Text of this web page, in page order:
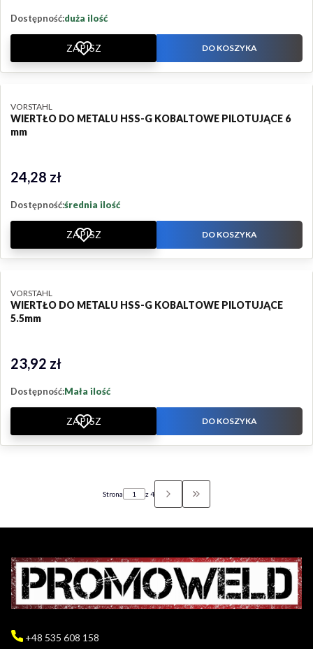
Dostępność:duża ilość
ZAPISZ DO KOSZYKA
WIERTŁO DO METALU HSS-G KOBALTOWE PILOTUJĄCE 6
mm
PRODUCENT
VORSTAHL
Cena
24,28 zł
Dostępność:średnia ilość
ZAPISZ DO KOSZYKA
WIERTŁO DO METALU HSS-G KOBALTOWE PILOTUJĄCE
5.5mm
PRODUCENT
VORSTAHL
Cena
23,92 zł
Dostępność:Mała ilość
ZAPISZ DO KOSZYKA
Strona z 4 PRZEJDŹ DO OSTATNIEJ
+48 535 608 158